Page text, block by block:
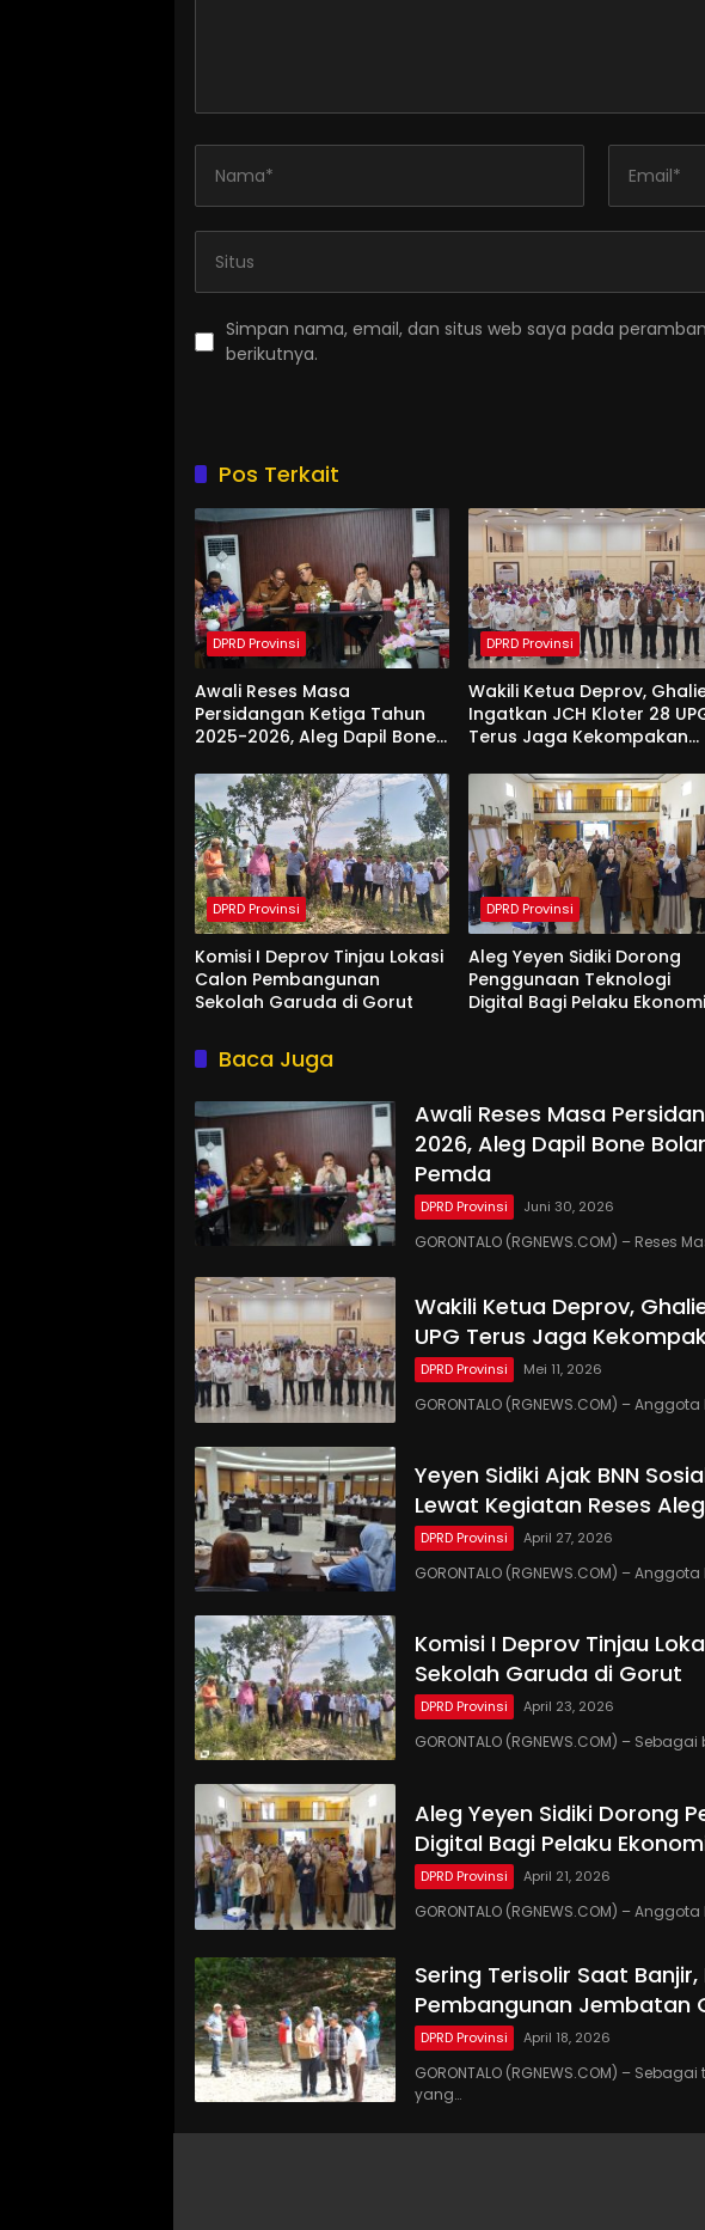
Simpan nama, email, dan situs web saya pada
berikutnya.
Pos Terkait
DPRD Provinsi
Awali Reses Masa
Persidangan Ketiga Tahun
2025-2026, Aleg Dapil Bone
Dari Pemda
DPRD Provinsi
Wakili Ketua Deprov,
Ingatkan JCH Kloter 28
Terus Jaga Kekompakan
DPRD Provinsi
Komisi I Deprov Tinjau Lokasi
Calon Pembangunan
Sekolah Garuda di Gorut
DPRD Provinsi
Aleg Yeyen Sidiki Dorong
Penggunaan Teknologi
Digital Bagi Pelaku Ekonomi
Baca Juga
Awali Reses Masa
2026, Aleg Dapil Bone
Pemda
DPRD Provinsi Juni 30, 2026
GORONTALO (RGNEWS.COM) – Reses
Wakili Ketua Deprov,
UPG Terus Jaga
DPRD Provinsi Mei 11, 2026
GORONTALO (RGNEWS.COM) –
Yeyen Sidiki Ajak BNN
Lewat Kegiatan Reses Aleg
DPRD Provinsi April 27, 2026
GORONTALO (RGNEWS.COM) –
Komisi I Deprov Tinjau
Sekolah Garuda di Gorut
DPRD Provinsi April 23, 2026
GORONTALO (RGNEWS.COM) –
Aleg Yeyen Sidiki Dorong
Digital Bagi Pelaku
DPRD Provinsi April 21, 2026
GORONTALO (RGNEWS.COM) –
Sering Terisolir Saat
Pembangunan Jembatan
DPRD Provinsi April 18, 2026
GORONTALO (RGNEWS.COM) –
yang…